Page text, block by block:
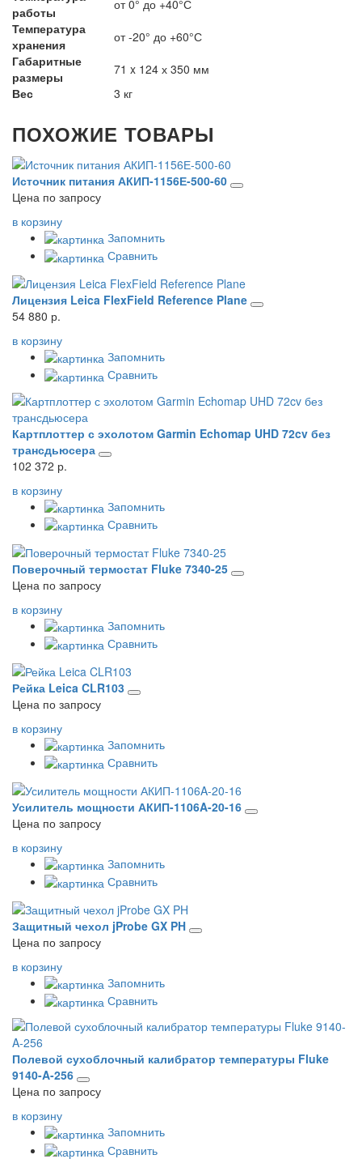
работы
от 0° до +40°С
Температура
хранения
от -20° до +60°С
Габаритные
размеры
71 x 124 х 350 мм
Вес
3 кг
ПОХОЖИЕ ТОВАРЫ
Источник питания АКИП-1156Е-500-60
Цена по запросу
в корзину
Запомнить
Сравнить
Лицензия Leica FlexField Reference Plane
54 880 р.
в корзину
Запомнить
Сравнить
Картплоттер с эхолотом Garmin Echomap UHD 72cv без
трансдьюсера
102 372 р.
в корзину
Запомнить
Сравнить
Поверочный термостат Fluke 7340-25
Цена по запросу
в корзину
Запомнить
Сравнить
Рейка Leica CLR103
Цена по запросу
в корзину
Запомнить
Сравнить
Усилитель мощности АКИП-1106A-20-16
Цена по запросу
в корзину
Запомнить
Сравнить
Защитный чехол jProbe GX PH
Цена по запросу
в корзину
Запомнить
Сравнить
Полевой сухоблочный калибратор температуры Fluke
9140-A-256
Цена по запросу
в корзину
Запомнить
Сравнить